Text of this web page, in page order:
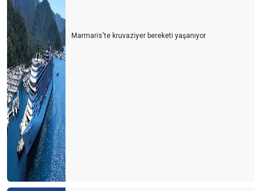
LİKYA YOLU ‘SOS’ VERİYOR
TURİZM DOĞAYA MUHTAÇ
BİR ZAMANLAR ‘PAS’ VARDI
RUS TURİST RUBLE’NİN ALTINDA KALDI
GÜNLÜK TURİST GELİŞİ 100 BİNE DAYANDI
KARPUZ
Bayramda Antalya’ya gelecek olanlara çağrım: Müze kartınızla
gelin
TURİZMİ ‘Z’ KUŞAĞINA DEVRETMELİYİZ
Marmaris'te kruvaziyer bereketi yaşanıyor